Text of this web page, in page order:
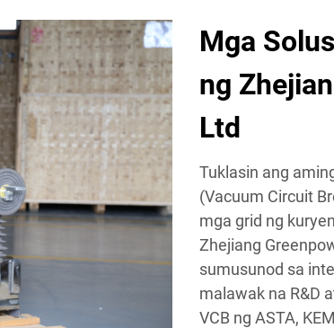
Mga
ng
Ltd
Tuklasin ang
(Vacuum Circuit
mga grid ng
Zhejiang
sumusunod sa
malawak na R&D
VCB ng ASTA,